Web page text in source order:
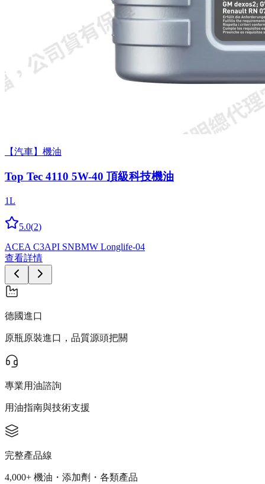
【汽車】機油
Top Tec 4110 5W-40 頂級科技機油
1L
5.0(2)
ACEA C3API SNBMW Longlife-04
查看詳情
德國進口
原瓶原裝進口，品質源頭把關
專業用油諮詢
用油指南與技術支援
完整產品線
4,000+ 機油・添加劑・各類產品